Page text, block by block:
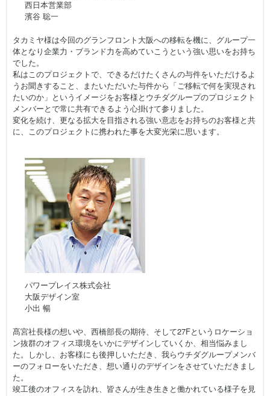
西日本営業部
濱谷 聡一
タカミヤ様は今回のグランフロント大阪への移転を機に、グループ一
体となり企業力・ブランド力を高めていこうという強い思いをお持ち
でした。
私はこのプロジェクトで、できるだけたくさんの与件をいただけるよ
うお聞きすること、またいただいた与件から「ご移転で何を実現され
たいのか」というイメージをお客様とウチダグループのプロジェクト
メンバーとで常に共有できるよう心掛けて参りました。
変化を続け、更なる拡大を目指される強い意志をお持ちのお客様と共
に、このプロジェクトに携われた事を大変光栄に思います。
パワープレイス株式会社
大阪デザイン室
小出 暢
髙宮社長様の想いや、西橋部長の期待、そして27Fというロケーショ
ン抜群のオフィス環境をいかにデザインしていくか、相当悩みまし
た。しかし、お客様にも後押しいただき、我らウチダグループメンバ
ーのフォローをいただき、想い通りのデザインをさせていただきまし
た。
竣工後のオフィスを訪れ、皆さんが生き生きと働かれている様子を見